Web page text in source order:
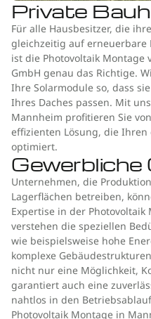
Private
Für alle Hausbesitzer, die
gleichzeitig auf erneuerbare
ist die Photovoltaik Montage
GmbH genau das Richtige.
Ihre Solarmodule so, dass
Ihres Daches passen. Mit
Mannheim profitieren Sie
effizienten Lösung, die
optimiert.
Gewerbliche
Unternehmen, die
Lagerflächen betreiben,
Expertise in der
verstehen die speziellen
wie beispielsweise hohe
komplexe
nicht nur eine Möglichkeit,
garantiert auch eine
nahtlos in den
Photovoltaik Montage in